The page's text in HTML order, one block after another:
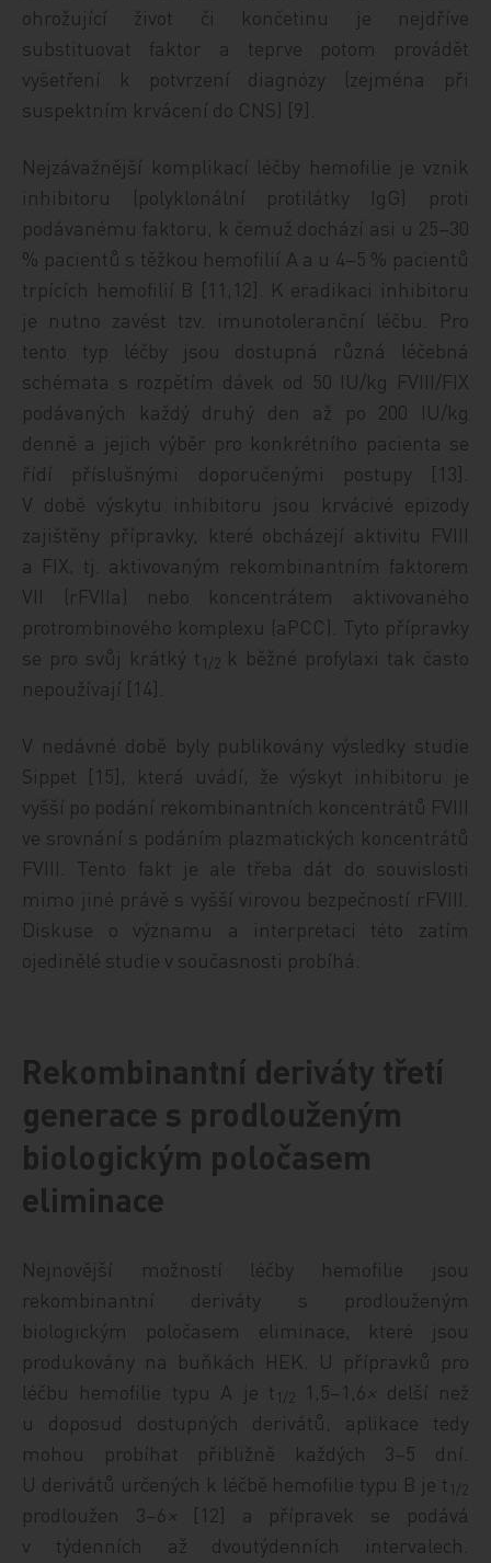
ohrožující život či končetinu je nejdříve
substituovat faktor a teprve potom provádět
vyšetření k potvrzení diagnózy (zejména při
suspektním krvácení do CNS) [9].
Nejzávažnější komplikací léčby hemofilie je vznik
inhibitoru (polyklonální protilátky IgG) proti
podávanému faktoru, k čemuž dochází asi u 25–30
% pacientů s těžkou hemofilií A a u 4–5 % pacientů
trpících hemofilií B [11,12]. K eradikaci inhibitoru
je nutno zavést tzv. imunotoleranční léčbu. Pro
tento typ léčby jsou dostupná různá léčebná
schémata s rozpětím dávek od 50 IU/kg FVIII/FIX
podávaných každý druhý den až po 200 IU/kg
denně a jejich výběr pro konkrétního pacienta se
řídí příslušnými doporučenými postupy [13].
V době výskytu inhibitoru jsou krvácivé epizody
zajištěny přípravky, které obcházejí aktivitu FVIII
a FIX, tj. aktivovaným rekombinantním faktorem
VII (rFVIIa) nebo koncentrátem aktivovaného
protrombinového komplexu (aPCC). Tyto přípravky
se pro svůj krátký t 1/2 k běžné profylaxi tak často
nepoužívají [14].
V nedávné době byly publikovány výsledky studie
Sippet [15], která uvádí, že výskyt inhibitoru je
vyšší po podání rekombinantních koncentrátů FVIII
ve srovnání s podáním plazmatických koncentrátů
FVIII. Tento fakt je ale třeba dát do souvislosti
mimo jiné právě s vyšší virovou bezpečností rFVIII.
Diskuse o významu a interpretaci této zatím
ojedinělé studie v současnosti probíhá.
Rekombinantní deriváty třetí
generace s prodlouženým
biologickým poločasem
eliminace
Nejnovější možností léčby hemofilie jsou
rekombinantní deriváty s prodlouženým
biologickým poločasem eliminace, které jsou
produkovány na buňkách HEK. U přípravků pro
léčbu hemofilie typu A je t 1/2 1,5–1,6 × delší než
u doposud dostupných derivátů, aplikace tedy
mohou probíhat přibližně každých 3–5 dní.
U derivátů určených k léčbě hemofilie typu B je t 1/2
prodloužen 3–6 × [12] a přípravek se podává
v týdenních až dvoutýdenních intervalech.